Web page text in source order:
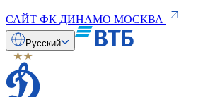
САЙТ ФК ДИНАМО МОСКВА
Русский